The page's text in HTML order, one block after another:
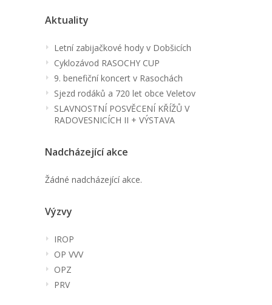
Aktuality
Letní zabijačkové hody v Dobšicích
Cyklozávod RASOCHY CUP
9. benefiční koncert v Rasochách
Sjezd rodáků a 720 let obce Veletov
SLAVNOSTNÍ POSVĚCENÍ KŘÍŽŮ V
RADOVESNICÍCH II + VÝSTAVA
Nadcházející akce
Žádné nadcházející akce.
Výzvy
IROP
OP VVV
OPZ
PRV